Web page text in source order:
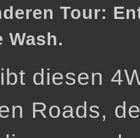
Tour:
Wash.
diesen
Roads,